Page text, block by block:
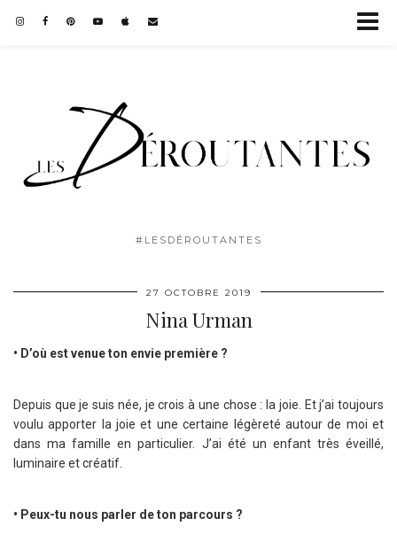
#LESDÉROUTANTES
27 OCTOBRE 2019
Nina Urman
• D’où est venue ton envie première ?
Depuis que je suis née, je crois à une chose : la joie. Et j’ai toujours
voulu apporter la joie et une certaine légèreté autour de moi et
dans ma famille en particulier. J’ai été un enfant très éveillé,
luminaire et créatif.
• Peux-tu nous parler de ton parcours ?